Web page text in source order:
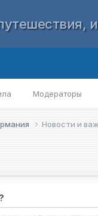
Модераторы
Новости и